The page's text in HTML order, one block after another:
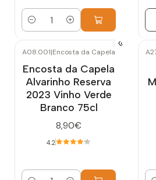
Quantidade
A08.001|Encosta da Capela
Encosta da Capela
Alvarinho Reserva
2023 Vinho Verde
Branco 75cl
8,90€
4.2